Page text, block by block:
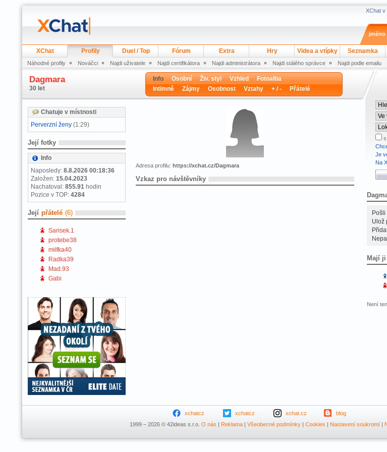
XChat v
jméno
XChat Profily Duel / Top Fórum Extra Hry Videa a vtípky Seznamka
Náhodné profily Nováčci Najdi uživatele Najdi certifikátora Najdi administrátora Najdi stálého správce Najdi podle emailu
Dagmara
30 let
Info Osobní Živ. styl Vzhled
Fotoalba
Intimně
Zájmy Osobnost Vztahy + / - Přátelé
Chatuje v místnosti
Perverzní ženy (1:29)
Její fotky
Info
Naposledy: 8.8.2026 00:18:36
Založen: 15.04.2023
Nachatoval: 855.91 hodin
Pozice v TOP: 4284
Její přátelé (6)
Sarisek.1
protebe38
milfka40
Radka39
Mad.93
Gabi
Adresa profilu: https://xchat.cz/Dagmara
Vzkaz pro návštěvníky
Je
Na
Ulož
Mají ji
Není
xchatcz xchatcz xchat.cz
blog
1999 – 2026 © 42ideas s.r.o. O nás | Reklama| Všeobecné podmínky| Cookies | Nastavení soukromí|